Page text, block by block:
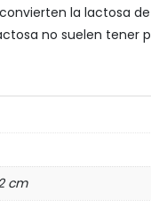
la lactosa
no suelen tener
cm